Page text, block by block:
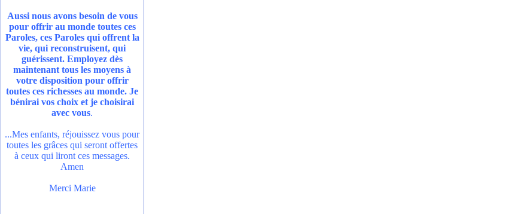
Aussi nous avons besoin de vous
pour offrir au monde toutes ces
Paroles, ces Paroles qui offrent la
vie, qui reconstruisent, qui
guérissent. Employez dès
maintenant tous les moyens à
votre disposition pour offrir
toutes ces richesses au monde. Je
bénirai vos choix et je choisirai
avec vous.
...Mes enfants, réjouissez vous pour
toutes les grâces qui seront offertes
à ceux qui liront ces messages.
Amen
Merci Marie